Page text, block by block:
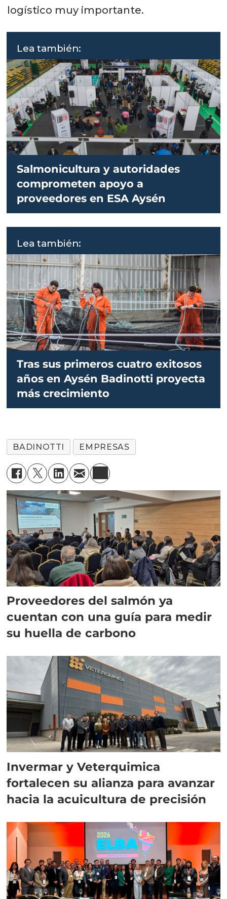
logístico muy importante.
Lea también:
Salmonicultura y autoridades
comprometen apoyo a
proveedores en ESA Aysén
Lea también:
Tras sus primeros cuatro exitosos
años en Aysén Badinotti proyecta
más crecimiento
BADINOTTI EMPRESAS
Proveedores del salmón ya
cuentan con una guía para medir
su huella de carbono
Invermar y Veterquimica
fortalecen su alianza para avanzar
hacia la acuicultura de precisión